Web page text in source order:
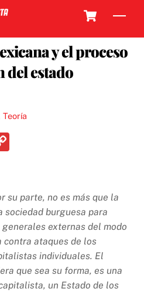
y el proceso
del estado
Teoría
y
Li
n
k
su parte, no es más que la
sociedad burguesa para
externas del modo
contra ataques de los
individuales. El
que sea su forma, es una
un Estado de los